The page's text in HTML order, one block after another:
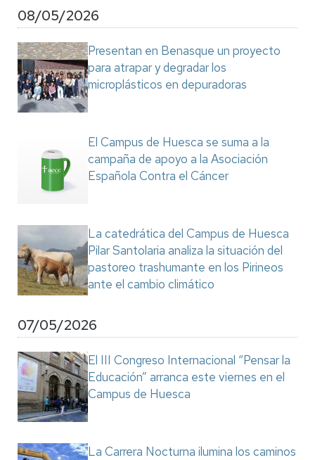
08/05/2026
Presentan en Benasque un proyecto
para atrapar y degradar los
microplásticos en depuradoras
El Campus de Huesca se suma a la
campaña de apoyo a la Asociación
Española Contra el Cáncer
La catedrática del Campus de Huesca
Pilar Santolaria analiza la situación del
pastoreo trashumante en los Pirineos
ante el cambio climático
07/05/2026
El III Congreso Internacional “Pensar la
Educación” arranca este viernes en el
Campus de Huesca
La Carrera Nocturna ilumina los caminos